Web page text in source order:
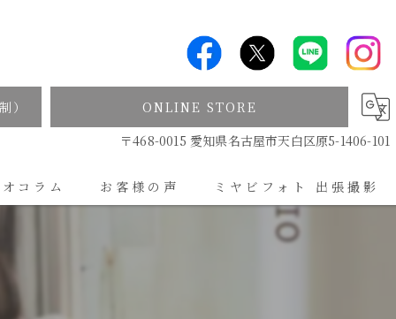
）
ONLINE STORE
〒468-0015 愛知県名古屋市天白区原5-1406-101
コラム お客様の声 ミヤビフォト 出張撮影
出張撮影について